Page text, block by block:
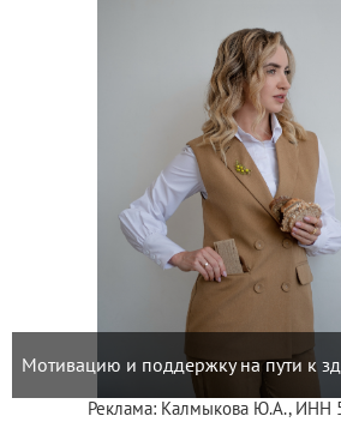
Мотивацию и поддержку на пути к
Реклама: Калмыкова Ю.А., ИНН